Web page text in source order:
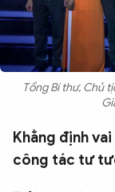
Tổng Bí thư, Chủ
Khẳng định
công tác tư